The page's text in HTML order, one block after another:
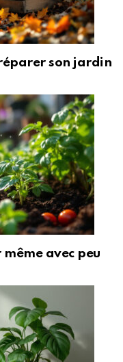
son jardin
avec peu